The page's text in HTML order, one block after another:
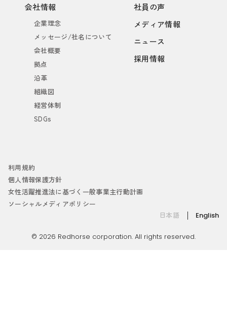
会社情報
企業理念
メッセージ/社名について
会社概要
拠点
沿革
組織図
経営体制
SDGs
社員の声
メディア情報
ニュース
採用情報
利用規約
個人情報保護方針
女性活躍推進法に基づく一般事業主行動計画
ソーシャルメディアポリシー
日本語
English
© 2026 Redhorse corporation. All rights reserved.